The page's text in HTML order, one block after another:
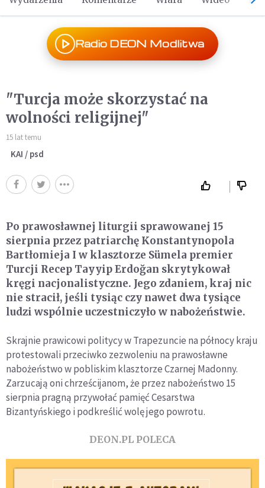
Radio DEON Modlitwa
"Turcja może skorzystać na
wolności religijnej"
15 lat temu
KAI / psd
Po prawosławnej liturgii sprawowanej 15
sierpnia przez patriarchę Konstantynopola
Bartłomieja I w klasztorze Sümela premier
Turcji Recep Tayyip Erdoğan skrytykował
kręgi nacjonalistyczne. Jego zdaniem, kraj nic
nie stracił, jeśli tysiąc czy nawet dwa tysiące
ludzi wspólnie uczestniczyło w nabożeństwie.
Skrajnie prawicowi politycy w Trapezuncie na północy kraju
protestowali przeciwko zezwoleniu na prawosławne
nabożeństwo w pobliskim klasztorze Czarnej Madonny.
Zarzucają oni chrześcijanom, że przez nabożeństwo 15
sierpnia pragną przywołać pamięć Cesarstwa
Bizantyńskiego i podkreślić wolę jego powrotu.
DEON.PL POLECA